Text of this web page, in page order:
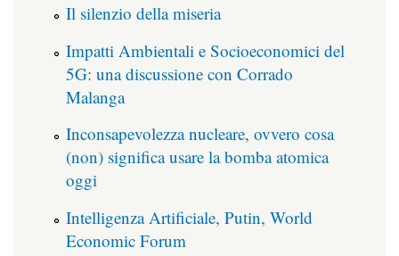
Il silenzio della miseria
Impatti Ambientali e Socioeconomici del
5G: una discussione con Corrado
Malanga
Inconsapevolezza nucleare, ovvero cosa
(non) significa usare la bomba atomica
oggi
Intelligenza Artificiale, Putin, World
Economic Forum